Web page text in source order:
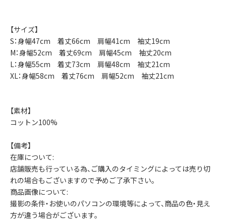
【サイズ】
S：身幅47cm 着丈66cm 肩幅41cm 袖丈19cm
M：身幅52cm 着丈69cm 肩幅45cm 袖丈20cm
L：身幅55cm 着丈73cm 肩幅48cm 袖丈21cm
XL：身幅58cm 着丈76cm 肩幅52cm 袖丈21cm
【素材】
コットン100%
【備考】
在庫について:
店舗販売も行っている為、ご購入のタイミングによっては売り切
れの場合もございますので予めご了承下さい。
商品画像について:
撮影の条件・お使いのパソコンの環境等によって、商品の色・見え
方が違う場合がございます。